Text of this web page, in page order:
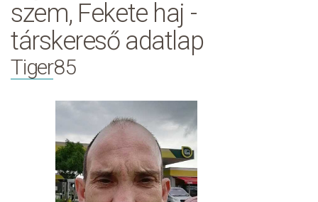
szem, Fekete haj -
társkereső adatlap
Tiger85